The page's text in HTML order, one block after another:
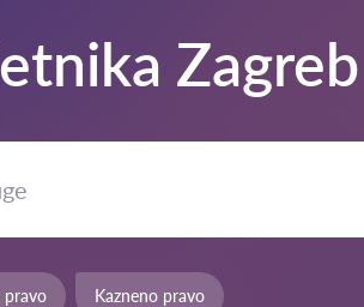
Zagreb
pravo Kazneno pravo